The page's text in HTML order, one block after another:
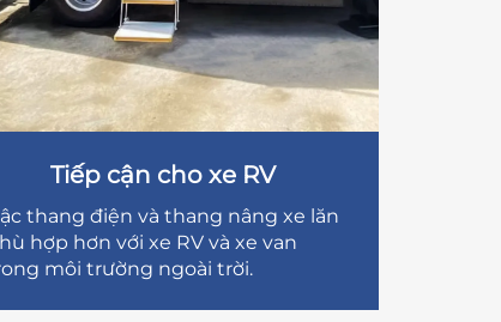
Tiếp cận cho xe RV
thang điện và thang nâng xe lăn
hợp hơn với xe RV và xe van
môi trường ngoài trời.